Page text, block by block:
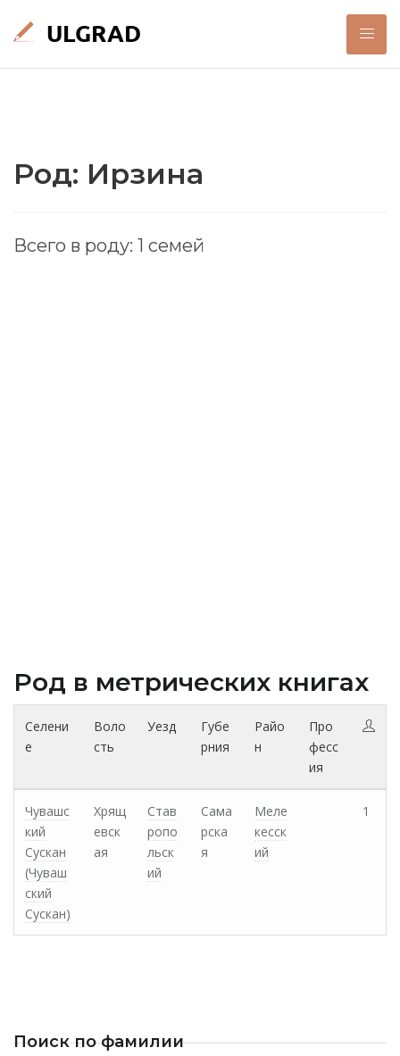
Род: Ирзина
Всего в роду: 1 семей
Род в метрических книгах
Селени
е
Воло
сть
Уезд
Губе
рния
Райо
н
Про
фесс
ия
Чувашс
кий
Сускан
(Чуваш
ский
Сускан)
Хрящ
евск
ая
Став
ропо
льск
ий
Сама
рска
я
Меле
кесск
ий
1
Поиск по фамилии